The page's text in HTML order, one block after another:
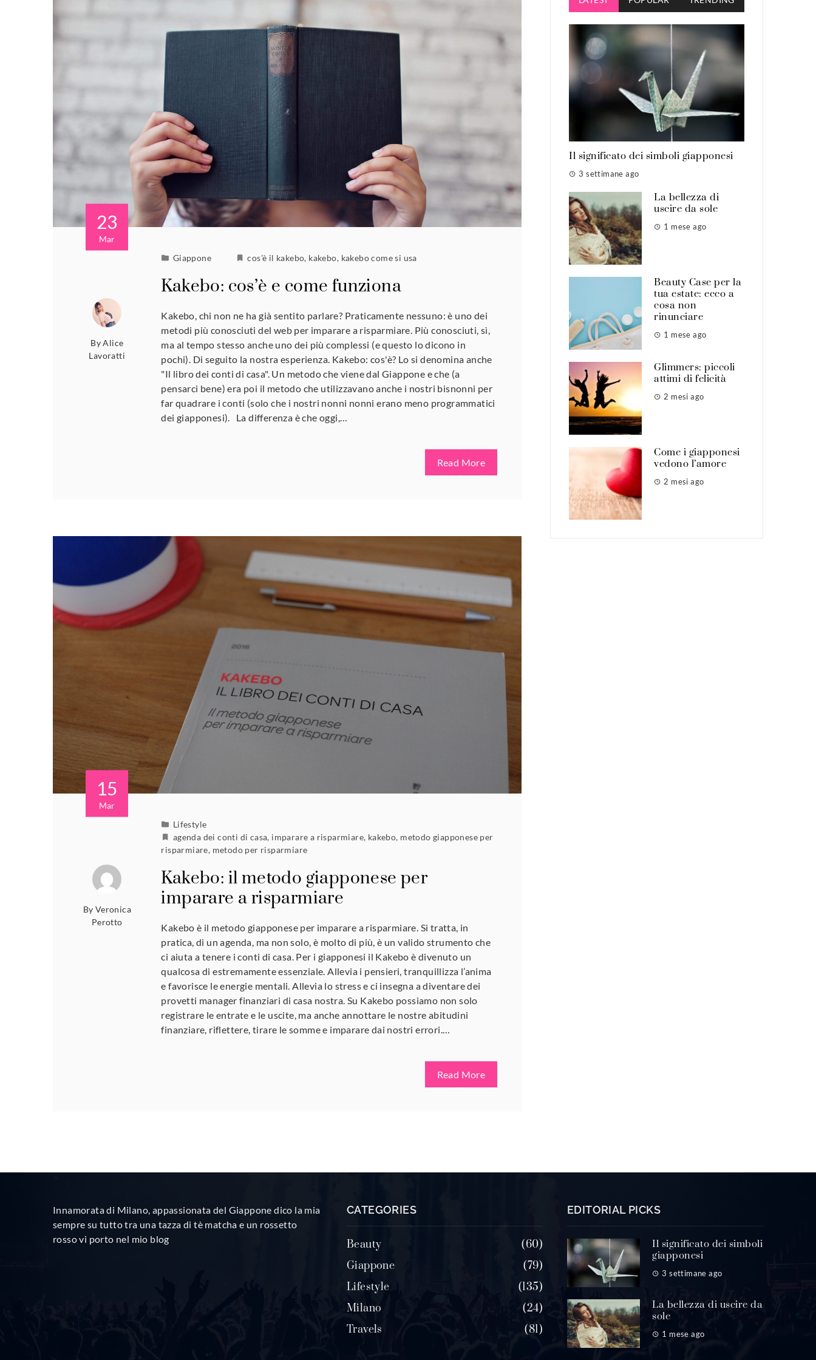
23
Mar
ByAlice
Lavoratti
Giappone cos'è il kakebo, kakebo, kakebo come si usa
Kakebo: cos’è e come funziona
Kakebo, chi non ne ha già sentito parlare? Praticamente nessuno: è uno dei
metodi più conosciuti del web per imparare a risparmiare. Più conosciuti, sì,
ma al tempo stesso anche uno dei più complessi (e questo lo dicono in
pochi). Di seguito la nostra esperienza. Kakebo: cos'è? Lo si denomina anche
"Il libro dei conti di casa". Un metodo che viene dal Giappone e che (a
pensarci bene) era poi il metodo che utilizzavano anche i nostri bisnonni per
far quadrare i conti (solo che i nostri nonni nonni erano meno programmatici
dei giapponesi). La differenza è che oggi,…
Read More
15
Mar
By Veronica
Perotto
Lifestyle
agenda dei conti di casa, imparare a risparmiare, kakebo, metodo giapponese per
risparmiare, metodo per risparmiare
Kakebo: il metodo giapponese per
imparare a risparmiare
Kakebo è il metodo giapponese per imparare a risparmiare. Si tratta, in
pratica, di un agenda, ma non solo, è molto di più, è un valido strumento che
ci aiuta a tenere i conti di casa. Per i giapponesi il Kakebo è divenuto un
qualcosa di estremamente essenziale. Allevia i pensieri, tranquillizza l’anima
e favorisce le energie mentali. Allevia lo stress e ci insegna a diventare dei
provetti manager finanziari di casa nostra. Su Kakebo possiamo non solo
registrare le entrate e le uscite, ma anche annottare le nostre abitudini
finanziare, riflettere, tirare le somme e imparare dai nostri errori.…
Read More
Il significato dei simboli giapponesi
3 settimane ago
La bellezza di
uscire da sole
1 mese ago
Beauty Case per la
tua estate: ecco a
cosa non
rinunciare
1 mese ago
Glimmers: piccoli
attimi di felicità
2 mesi ago
Come i giapponesi
vedono l’amore
2 mesi ago
Innamorata di Milano, appassionata del Giappone dico la mia
sempre su tutto tra una tazza di tè matcha e un rossetto
rosso vi porto nel mio blog
CATEGORIES
Beauty
60
Giappone
79
Lifestyle
135
Milano
24
Travels
81
EDITORIAL PICKS
Il significato dei simboli
giapponesi
3 settimane ago
La bellezza di uscire da
sole
1 mese ago